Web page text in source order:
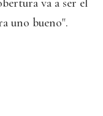
va a ser el
uno bueno".